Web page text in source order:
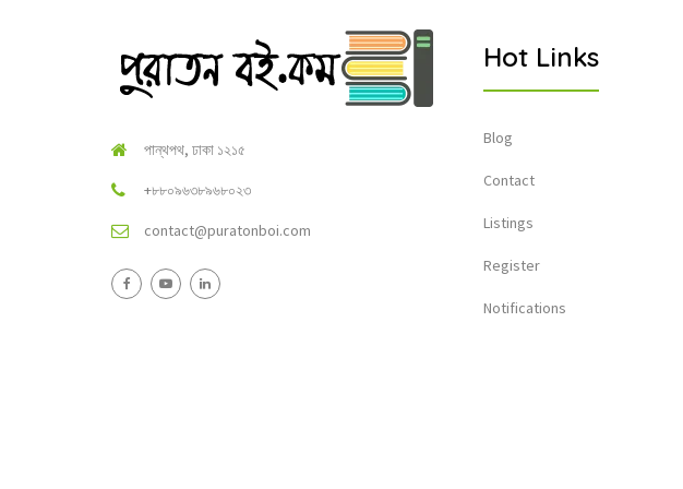
পান্থপথ, ঢাকা ১২১৫
+৮৮০৯৬৩৮৯৬৮০২৩
contact@puratonboi.com
Hot Links
Blog
Contact
Listings
Register
Notifications